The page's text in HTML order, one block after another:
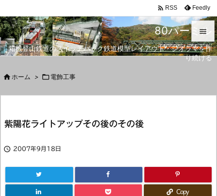
80パーミル
箱根登山鉄道のスイッチバック鉄道模型レイアウト・ジオラマを作
り続ける


メニュ
 RSS Feedly
 ホーム > 電飾工事
紫陽花ライトアップその後のその後
 2007年9月18日
Copy